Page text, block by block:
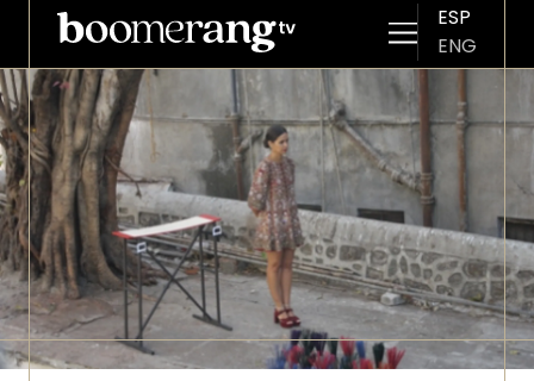
Pasar al contenido principal
ESP
ENG
Imagen